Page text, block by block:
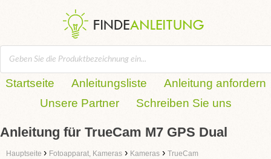
Startseite Anleitungsliste
Anleitung anfordern
Unsere Partner
Schreiben Sie uns
Anleitung für TrueCam M7 GPS Dual
Hauptseite › Fotoapparat, Kameras › Kameras › TrueCam